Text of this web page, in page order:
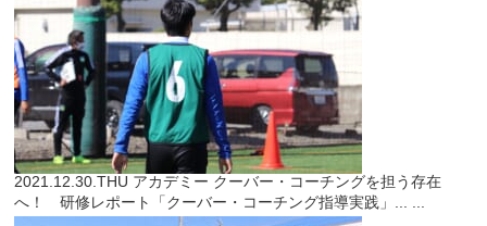
2021.12.30.THU アカデミー クーバー・コーチングを担う存在
へ！ 研修レポート「クーバー・コーチング指導実践」... ...